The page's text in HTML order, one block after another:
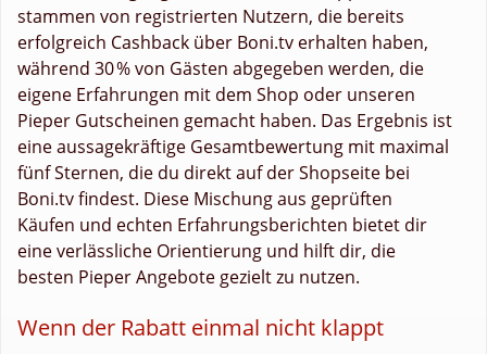
stammen von registrierten Nutzern, die bereits
erfolgreich Cashback über Boni.tv erhalten haben,
während 30 % von Gästen abgegeben werden, die
eigene Erfahrungen mit dem Shop oder unseren
Pieper Gutscheinen gemacht haben. Das Ergebnis ist
eine aussagekräftige Gesamtbewertung mit maximal
fünf Sternen, die du direkt auf der Shopseite bei
Boni.tv findest. Diese Mischung aus geprüften
Käufen und echten Erfahrungsberichten bietet dir
eine verlässliche Orientierung und hilft dir, die
besten Pieper Angebote gezielt zu nutzen.
Wenn der Rabatt einmal nicht klappt